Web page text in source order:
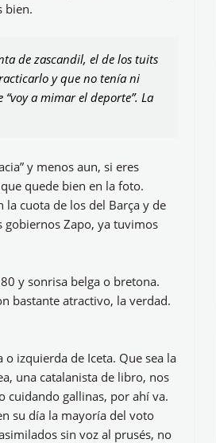
bien.
de zascandil, el de los tuits
y que no tenía ni
a mimar el deporte”. La
y menos aun, si eres
quede bien en la foto.
cuota de los del Barça y de
gobiernos Zapo, ya tuvimos
y sonrisa belga o bretona.
bastante atractivo, la verdad.
izquierda de Iceta. Que sea la
una catalanista de libro, nos
cuidando gallinas, por ahí va.
su día la mayoría del voto
sin voz al prusés, no